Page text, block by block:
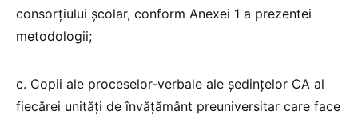
consorțiului școlar, conform Anexei 1 a prezentei
metodologii;
c. Copii ale proceselor-verbale ale şedinţelor CA al
fiecărei unităţi de învățământ preuniversitar care face